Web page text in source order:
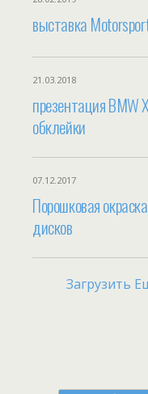
выставка
21.03.2018
презентация BMW
обклейки
07.12.2017
Порошковая
дисков
Загрузить